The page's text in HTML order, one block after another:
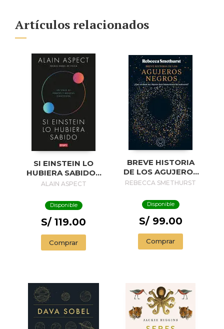
Artículos relacionados
SI EINSTEIN LO
HUBIERA SABIDO /
IF EINSTEIN HAD
ALAIN ASPECT
Disponible
S/ 119.00
Comprar
BREVE HISTORIA
DE LOS AGUJEROS
NEGROS / A BRIEF
HOLES
REBECCA SMETHURST
Disponible
S/ 99.00
Comprar